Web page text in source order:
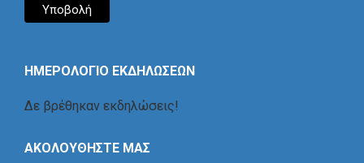
ΗΜΕΡΟΛΟΓΙΟ ΕΚΔΗΛΩΣΕΩΝ
Δε βρέθηκαν εκδηλώσεις!
ΑΚΟΛΟΥΘΗΣΤΕ ΜΑΣ